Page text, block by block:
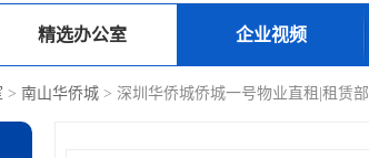
精选办公室 企业视频
> 南山华侨城 > 深圳华侨城侨城一号物业直租|租赁部